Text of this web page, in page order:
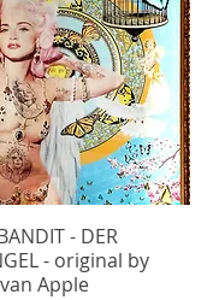
Gyorsnézet
- DER
- original by
Apple